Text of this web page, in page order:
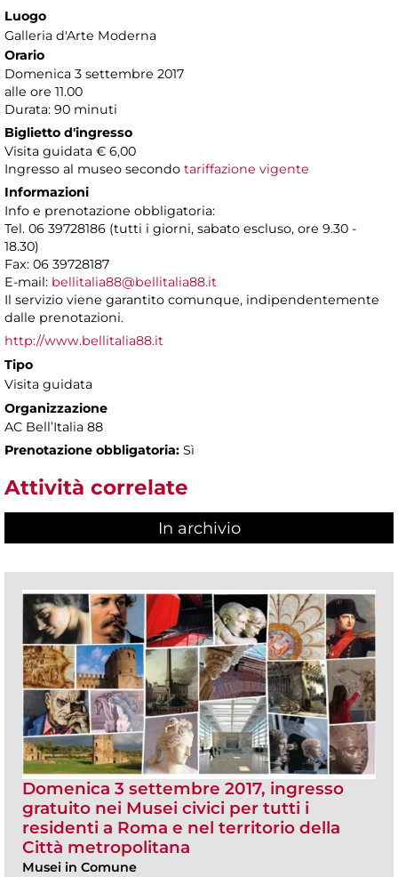
Luogo
Galleria d'Arte Moderna
Orario
Domenica 3 settembre 2017
alle ore 11.00
Durata: 90 minuti
Biglietto d'ingresso
Visita guidata € 6,00
Ingresso al museo secondo tariffazione vigente
Informazioni
Info e prenotazione obbligatoria:
Tel. 06 39728186 (tutti i giorni, sabato escluso, ore 9.30 -
18.30)
Fax: 06 39728187
E-mail: bellitalia88@bellitalia88.it
Il servizio viene garantito comunque, indipendentemente
dalle prenotazioni.
http://www.bellitalia88.it
Tipo
Visita guidata
Organizzazione
AC Bell’Italia 88
Prenotazione obbligatoria: Sì
Attività correlate
In archivio
Domenica 3 settembre 2017, ingresso
gratuito nei Musei civici per tutti i
residenti a Roma e nel territorio della
Città metropolitana
Musei in Comune